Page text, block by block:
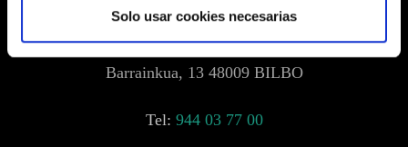
Solo usar cookies necesarias
Barrainkua, 13 48009 BILBO
Tel: 944 03 77 00